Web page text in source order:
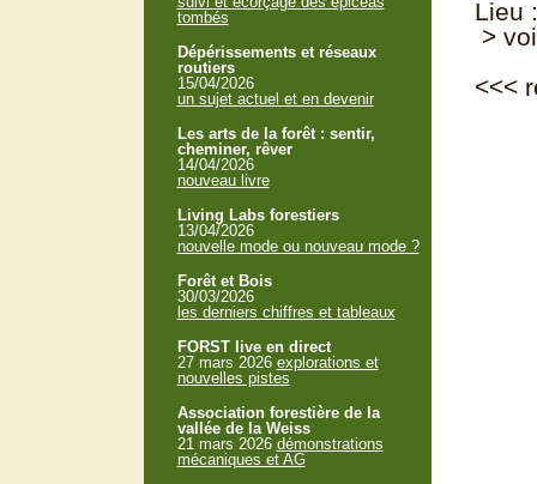
Lieu
>
<<<
tombés
Dépérissements et réseaux
routiers
15/04/2026
un sujet actuel et en devenir
Les arts de la forêt : sentir,
cheminer, rêver
14/04/2026
nouveau livre
Living Labs forestiers
13/04/2026
nouvelle mode ou nouveau mode ?
Forêt et Bois
30/03/2026
les derniers chiffres et tableaux
FORST live en direct
27 mars 2026 explorations et
nouvelles pistes
Association forestière de la
vallée de la Weiss
21 mars 2026 démonstrations
mécaniques et AG